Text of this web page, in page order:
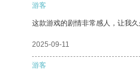
游客
这款游戏的剧情非常感人，让我久
2025-09-11
游客